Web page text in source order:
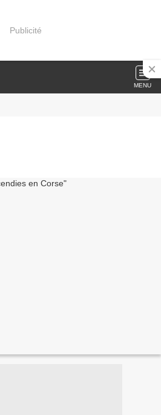
Publicité
MENU